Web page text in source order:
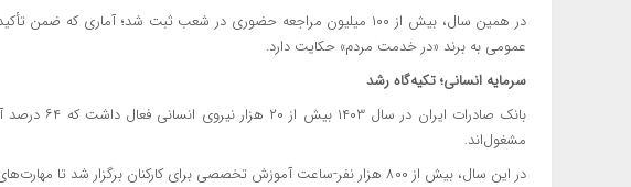
در همین سال، بیش از ۱۰۰ میلیون مراجعه حضوری در شعب ثبت شد؛ آماری که
عمومی به برند «در خدمت مردم» حکایت دارد.
سرمایه انسانی؛ تکیه‌گاه رشد
بانک صادرات
مشغول‌اند.
در این سال، بیش از ۸۰۰ هزار نفر-ساعت آموزش تخصصی برای کارکنان برگزار شد تا مهارت‌های فنی و مدیریتی تقویت شود.